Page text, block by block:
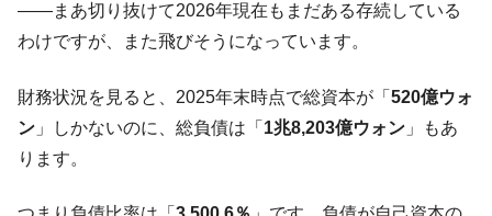
国の過剰生産が世界を蝕む。
『Money1』
韓国製造業「半導体絶好調」のウラで他業
【米韓激突案件】韓国消費者院が『クーパ
ン』1人当たり賠償10万ウォンを認定 ⇒ 総額3兆7,000億
『Money1』
韓国型イージス搭載の次世代駆逐艦
――まあ切り抜けて2026年現在もまだある存続している
わけですが、また飛びそうになっています。
財務状況を見ると、2025年末時点で総資本が「 520億ウォ
ン 」しかないのに、総負債は「 1兆8,203億ウォン 」もあ
ります。